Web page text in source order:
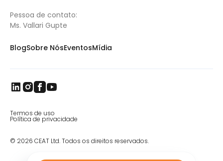
Pessoa de contato:
Ms. Vallari Gupte
BlogSobre NósEventosMídia
© 2026 CEAT Ltd. Todos os direitos reservados.
Termos de uso
Política de privacidade